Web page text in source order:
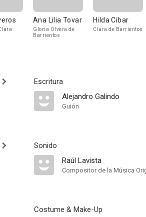
Ana Lilia Tovar
Gloria Olvera de
Barrientos
Hilda Cibar
Clara de Barrientos
Escritura
Alejandro Galindo
Guión
Sonido
Raúl Lavista
Compositor de la Música
Costume & Make-Up